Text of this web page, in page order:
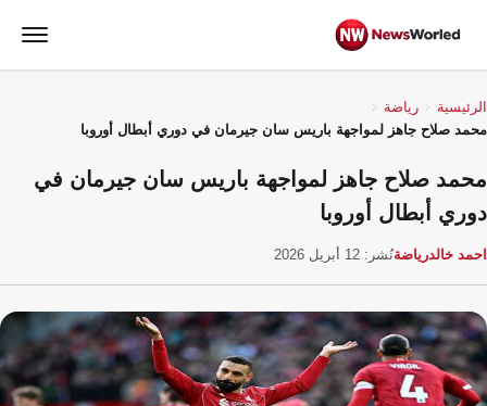
الرئيسية
رياضة
محمد صلاح جاهز لمواجهة باريس سان جيرمان في دوري أبطال أوروبا
محمد صلاح جاهز لمواجهة باريس سان جيرمان في
دوري أبطال أوروبا
احمد خالدرياضةنُشر: 12 أبريل 2026